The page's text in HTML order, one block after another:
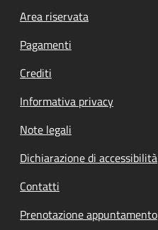
Footer menu
Area riservata
Pagamenti
Crediti
Informativa privacy
Note legali
Dichiarazione di accessibilità
Contatti
Prenotazione appuntamento